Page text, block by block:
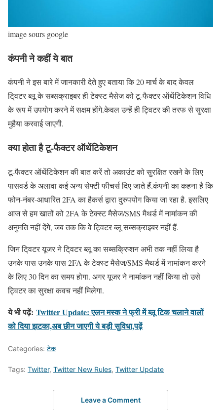
image sours google
कंपनी ने कहीं ये बात
कंपनी ने इस बारे में जानकारी देते हुए बताया कि 20 मार्च के बाद केवल
टि्वटर ब्लू के सब्सक्राइबर ही टेक्स्ट मैसेज को टू-फैक्टर ऑथेंटिकेशन विधि
के रूप में उपयोग करने में सक्षम होंगे.केवल उन्हें ही ट्विटर की तरफ से सुरक्षा
मुहैया करवाई जाएगी.
क्या होता है टू-फैक्टर ऑथेंटिकेशन
टू-फैक्टर ऑथेंटिकेशन की बात करें तो अकाउंट को सुरक्षित रखने के लिए
पासवर्ड के अलावा कई अन्य सेफ्टी फीचर्स दिए जाते हैं.कंपनी का कहना है कि
फोन-नंबर-आधारित 2FA का हैकर्स द्वारा दुरुपयोग किया जा रहा है. इसलिए
आज से हम खातों को 2FA के टेक्स्ट मैसेज/SMS मैथर्ड में नामांकन की
अनुमति नहीं देंगे, जब तक कि वे ट्विटर ब्लू सब्सक्राइबर नहीं हैं.
जिन टि्वटर यूजर ने टि्वटर ब्लू का सब्सक्रिप्शन अभी तक नहीं लिया है
उनके पास उनके पास 2FA के टेक्स्ट मैसेज/SMS मैथर्ड में नामांकन करने
के लिए 30 दिन का समय होगा. अगर यूजर ने नामांकन नहीं किया तो उसे
ट्विटर का सुरक्षा कवच नहीं मिलेगा.
ये भी पढ़ें: Twitter Update: एलन मस्क ने फ्री में ब्लू टिक चलाने वालों
को दिया झटका,अब छीन जाएगी ये बड़ी सुविधा,पढ़ें
Categories: टेक
Tags: Twitter, Twitter New Rules, Twitter Update
Leave a Comment